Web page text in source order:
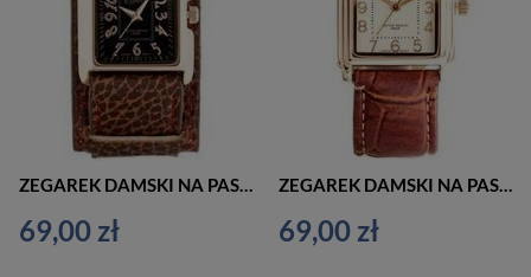
ZEGAREK DAMSKI NA PASKU BRĄZOWY EXTREIM EXT-Y016B-5A (zx665e)
69,00 zł
ZEGAREK DAMSKI NA PASKU KLASYCZNY EXTREIM EXT-Y018A-5A (zx660e)
69,00 zł